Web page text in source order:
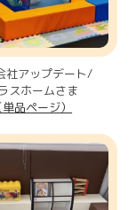
社アップデート/
スホームさま
単品ページ）